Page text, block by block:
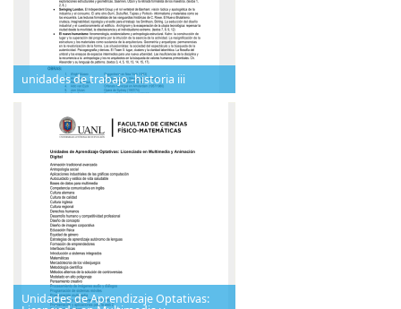
unidades de trabajo -historia iii
Unidades de Aprendizaje Optativas: